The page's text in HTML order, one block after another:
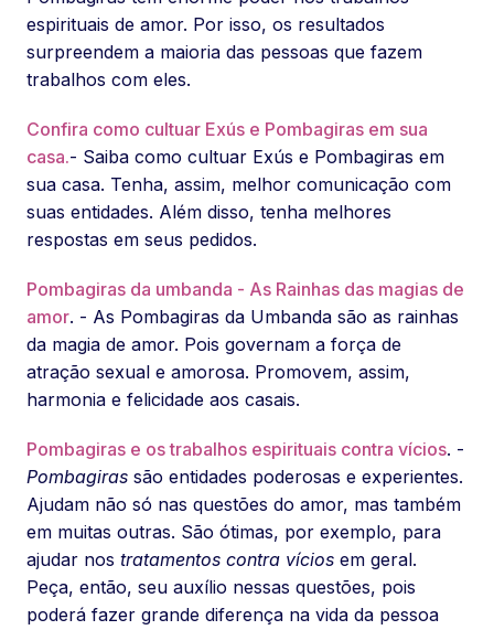
espirituais de amor. Por isso, os resultados
surpreendem a maioria das pessoas que fazem
trabalhos com eles.
Confira como cultuar Exús e Pombagiras em sua
casa.- Saiba como cultuar Exús e Pombagiras em
sua casa. Tenha, assim, melhor comunicação com
suas entidades. Além disso, tenha melhores
respostas em seus pedidos.
Pombagiras da umbanda - As Rainhas das magias de
amor. - As Pombagiras da Umbanda são as rainhas
da magia de amor. Pois governam a força de
atração sexual e amorosa. Promovem, assim,
harmonia e felicidade aos casais.
Pombagiras e os trabalhos espirituais contra vícios. -
Pombagiras são entidades poderosas e experientes.
Ajudam não só nas questões do amor, mas também
em muitas outras. São ótimas, por exemplo, para
ajudar nos tratamentos contra vícios em geral.
Peça, então, seu auxílio nessas questões, pois
poderá fazer grande diferença na vida da pessoa